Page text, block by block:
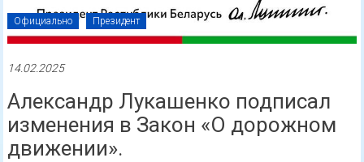
Официально Президент
14.02.2025
Александр Лукашенко подписал
изменения в Закон «О дорожном
движении».